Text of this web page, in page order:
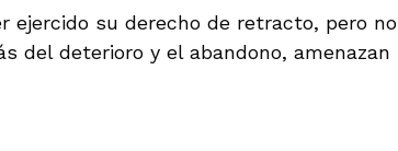
ejercido su derecho de retracto, pero no
del deterioro y el abandono, amenazan